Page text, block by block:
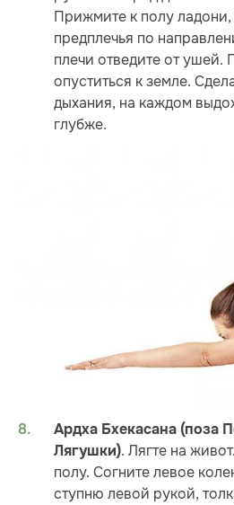
Прижмите к полу ладони,
предплечья по
плечи отведите от ушей.
опуститься к земле.
дыхания, на каждом
глубже.
Ардха Бхекасана (поза
Лягушки). Лягте на
полу. Согните левое
ступню левой рукой,